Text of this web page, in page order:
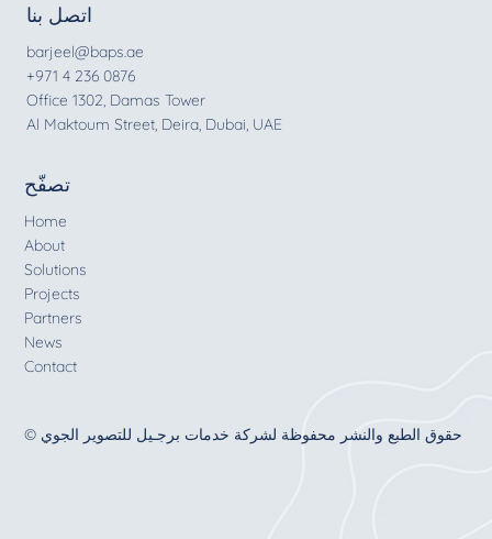
اتصل بنا
barjeel@baps.ae
+971 4 236 0876
Office 1302, Damas Tower
Al Maktoum Street, Deira, Dubai, UAE
تصفّح
Home
About
Solutions
Projects
Partners
News
Contact
© حقوق الطبع والنشر محفوظة لشركة خدمات برجـيل للتصوير الجوي